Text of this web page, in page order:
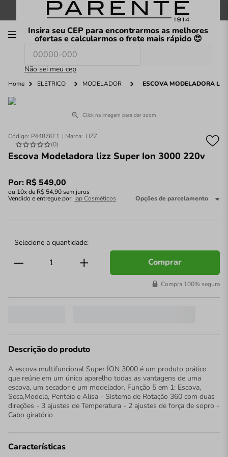
FRETE GRÁTIS nas compras a partir de R$199
Insira seu CEP para encontrarmos as melhores
ofertas e calcularmos o frete mais rápido 😍
Não sei meu cep
O que você procura hoje?
Home ELÉTRICO MODELADOR ESCOVA MODELADORA
Click na imagem para dar zoom
Código: P44876E1
LIZZ
(0)
Escova Modeladora lizz Super Ion 3000 220v
Por: R$ 549,00
ou 10x de R$ 54,90sem juros
Vendido e entregue por: Iap Cosméticos Opções de parcelamento
Comprar
Compra 100% segura
Descrição do produto
A escova multifuncional Super ÍON 3000 é um produto prático
que reúne em um único aparelho todas as vantagens de uma
escova, um secador e um modelador. Função 5 em 1: Escova,
Seca,Modela, Penteia e Alisa - Sistema de Rotação 360 com duas
direções - 3 ajustes de Temperatura - 2 ajustes de força de sopro -
Cabo giratório
Características